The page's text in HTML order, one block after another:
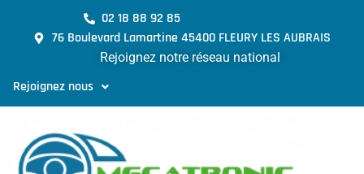
02 18 88 92 85
76 Boulevard Lamartine 45400 FLEURY LES AUBRAIS
Rejoignez notre réseau national
Rejoignez nous